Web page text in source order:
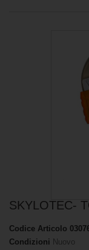
SKYLOTEC-
Codice Articolo
Condizioni Nuovo